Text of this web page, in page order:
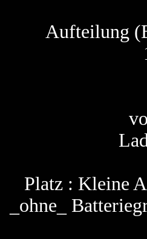
Aufteilung
Platz : Kleine
_ohne_